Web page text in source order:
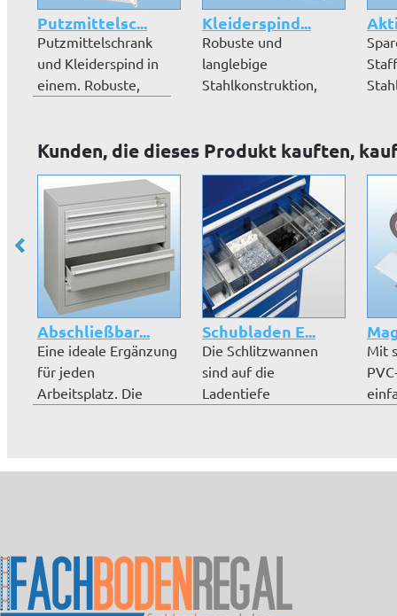
Putzmittelsc...
Putzmittelschrank
und Kleiderspind in
einem. Robuste,
Kleiderspind...
Robuste und
langlebige
Stahlkonstruktion,
Kunden, die dieses Produkt kauften,
Abschließbar...
Eine ideale Ergänzung
für jeden
Arbeitsplatz. Die
Schubladen E...
Die Schlitzwannen
sind auf die
Ladentiefe
Mit